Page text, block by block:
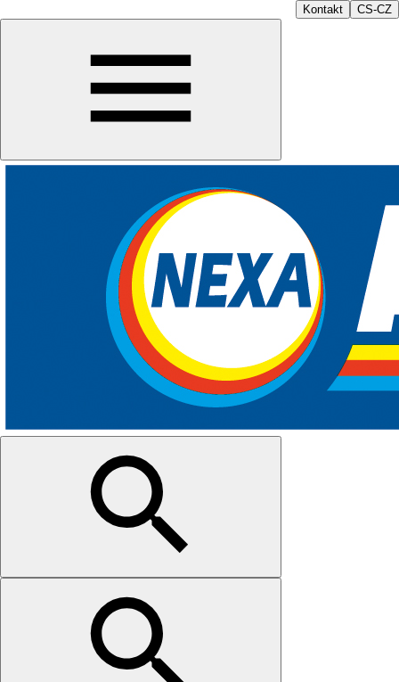
Kontakt CS-CZ